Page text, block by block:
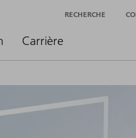
Carrière
RECHERCHE